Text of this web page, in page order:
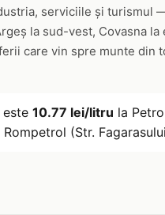
serviciile și
la sud-vest, Covasna
care vin spre munte din
10.77 lei/litru la
Rompetrol (Str.